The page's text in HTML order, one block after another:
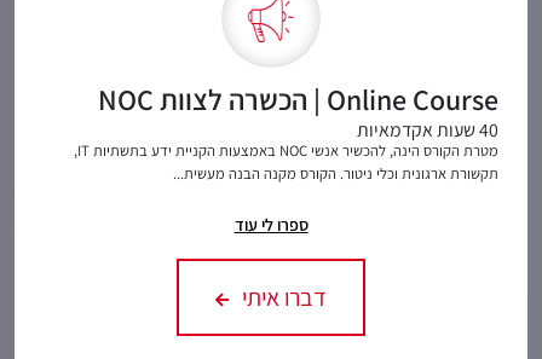
Online Course | הכשרה לצוות NOC
40 שעות אקדמאיות
מטרת הקורס הינה, להכשיר אנשי NOC באמצעות הקניית ידע בתשתיות IT,
תקשורת ארגונית וכלי ניטור. הקורס מקנה הבנה מעשית...
ספרו לי עוד
דברו איתי